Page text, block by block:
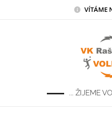
VÍTÁME
... ŽIJEME